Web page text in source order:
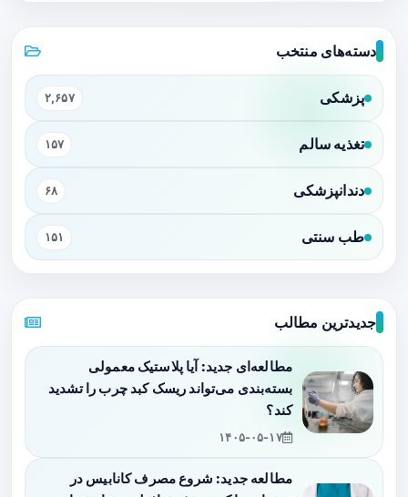
دسته‌های منتخب
پزشکی ۲,۶۵۷
تغذیه سالم ۱۵۷
دندانپزشکی ۶۸
طب سنتی ۱۵۱
جدیدترین مطالب
مطالعه‌ای جدید: آیا پلاستیک معمولی
بسته‌بندی می‌تواند ریسک کبد چرب را تشدید
کند؟
۱۴۰۵-۰۵-۱۷
مطالعه جدید: شروع مصرف کانابیس در